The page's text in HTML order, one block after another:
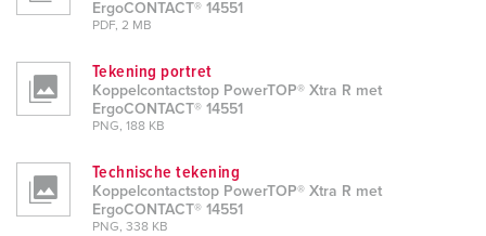
ErgoCONTACT® 14551
PDF, 2 MB
Tekening portret
Koppelcontactstop PowerTOP® Xtra R met
ErgoCONTACT® 14551
PNG, 188 KB
Technische tekening
Koppelcontactstop PowerTOP® Xtra R met
ErgoCONTACT® 14551
PNG, 338 KB